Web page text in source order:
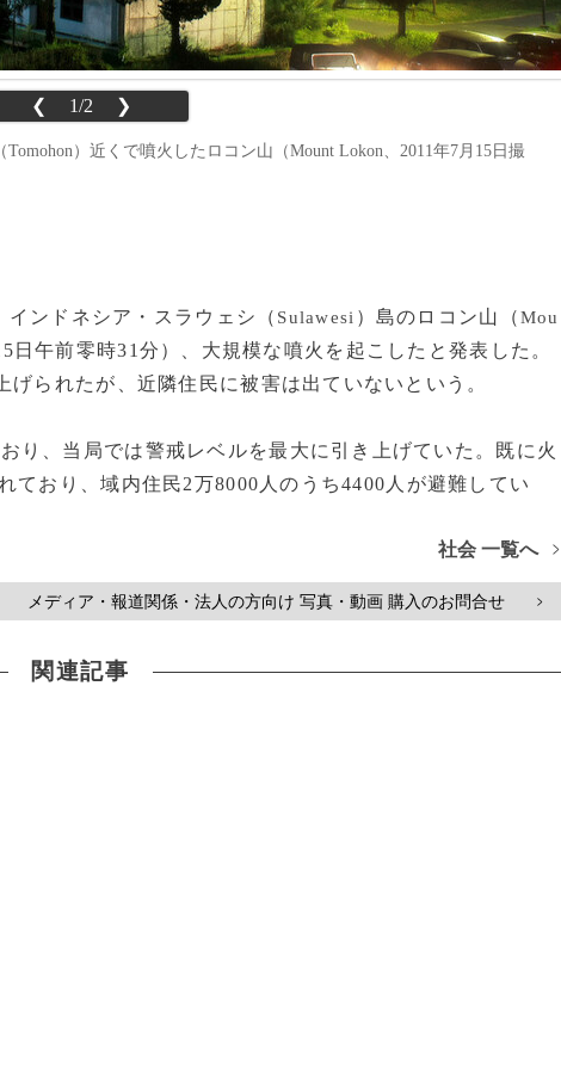
❮ 1/2 ❯
）近くで噴火したロコン山（Mount Lokon、2011年7月15日撮
インドネシア・スラウェシ（ Sulawesi ）島のロコン山（Mou
日午前零時31分）、大規模な噴火を起こしたと発表した。
られたが、近隣住民に被害は出ていないという。
り、当局では警戒レベルを最大に引き上げていた。既に火
ており、域内住民2万8000人のうち4400人が避難してい
社会 一覧へ
>
メディア・報道関係・法人の方向け 写真・動画 購入のお問合せ >
関連記事